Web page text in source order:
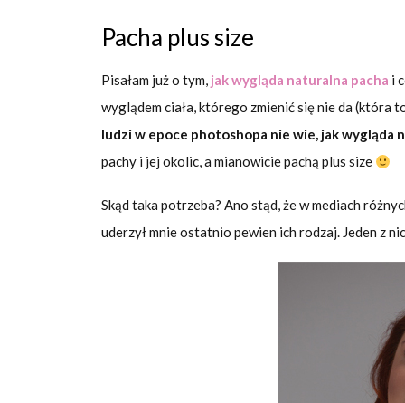
Pacha plus size
Pisałam już o tym, jak wygląda naturalna pacha i
wyglądem ciała, którego zmienić się nie da (która
ludzi w epoce photoshopa nie wie, jak wygląda
pachy i jej okolic, a mianowicie pachą plus size
Skąd taka potrzeba? Ano stąd, że w mediach
uderzył mnie ostatnio pewien ich rodzaj. Jeden z